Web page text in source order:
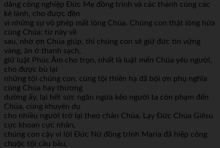
dâng công nghiệp Đức Mẹ đồng trinh và các thánh cùng các
kẻ lành, cho được đền
vì những sự vô phép mất lòng Chúa. Chúng con thật lòng hứa
cùng Chúa: từ này về
sau, nhờ ơn Chúa giúp, thì chúng con sẽ giữ đức tin vững
vàng, ăn ở thanh sạch,
giữ luật Phúc Âm cho trọn, nhất là luật mến Chúa yêu người,
cho được bù lại
những tội chúng con, cùng tội thiên hạ đã bội ơn phụ nghĩa
cùng Chúa hay thương
dường ấy, lại hết sức ngăn ngừa kẻo người ta còn phạm đến
Chúa, cùng khuyên dụ
cho nhiều người trở lại theo chân Chúa. Lạy Đức Chúa Giêsu
cực khoan cực nhân,
chúng con cậy vì lời Đức Nữ đồng trinh Maria đã hiệp công
chuộc tội cầu bầu,